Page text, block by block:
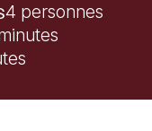
4 personnes